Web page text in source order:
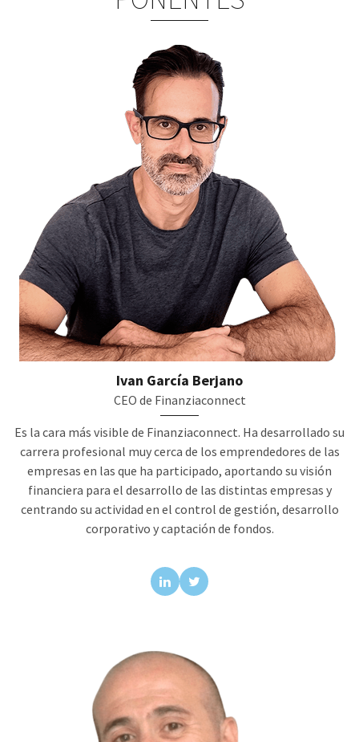
Ivan García Berjano
CEO de Finanziaconnect
Es la cara más visible de Finanziaconnect. Ha desarrollado su
carrera profesional muy cerca de los emprendedores de las
empresas en las que ha participado, aportando su visión
financiera para el desarrollo de las distintas empresas y
centrando su actividad en el control de gestión, desarrollo
corporativo y captación de fondos.